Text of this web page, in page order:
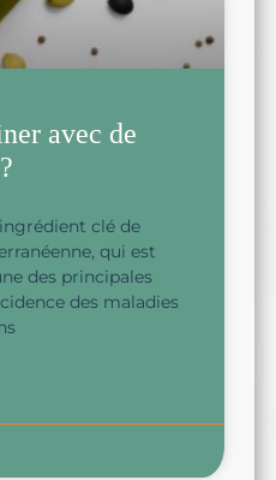
avec de
ingrédient clé de
qui est
des principales
des maladies